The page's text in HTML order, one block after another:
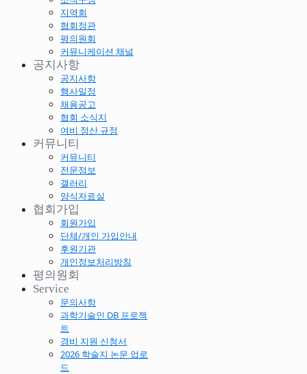
지역회
협회정관
평의원회
커뮤니케이션 채널
공지사항
공지사항
행사일정
채용공고
협회 소식지
여비 정산 규정
커뮤니티
커뮤니티
전문정보
갤러리
양식자료실
협회가입
회원가입
단체/개인 가입안내
후원기관
개인정보처리방침
평의원회
Service
문의사항
과학기술인 DB 프로젝
트
경비 지원 신청서
2026 학술지 논문 업로
드